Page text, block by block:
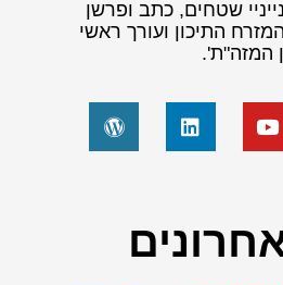
שטחים, כתב ופרשן
התיכון ועורך ראשי
המזה"ת'.